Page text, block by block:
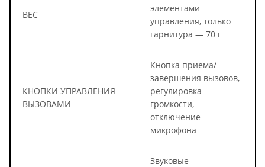
ВЕС
элементами
управления, только
гарнитура — 70 г
КНОПКИ УПРАВЛЕНИЯ
ВЫЗОВАМИ
Кнопка приема/
завершения вызовов,
регулировка
громкости,
отключение
микрофона
Звуковые